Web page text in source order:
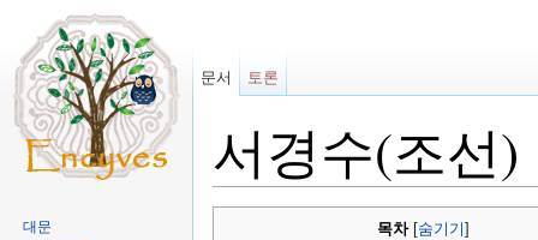
서경수(조선)
목차[ 숨기기
문서 토론
대문